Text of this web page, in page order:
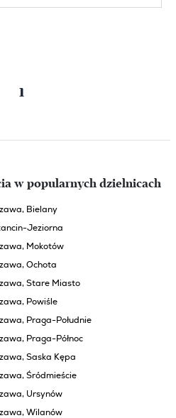
1
w popularnych dzielnicach
Bielany
Jeziorna
Mokotów
Ochota
Stare Miasto
Powiśle
Praga-Południe
Praga-Północ
Saska Kępa
Śródmieście
Ursynów
Wilanów